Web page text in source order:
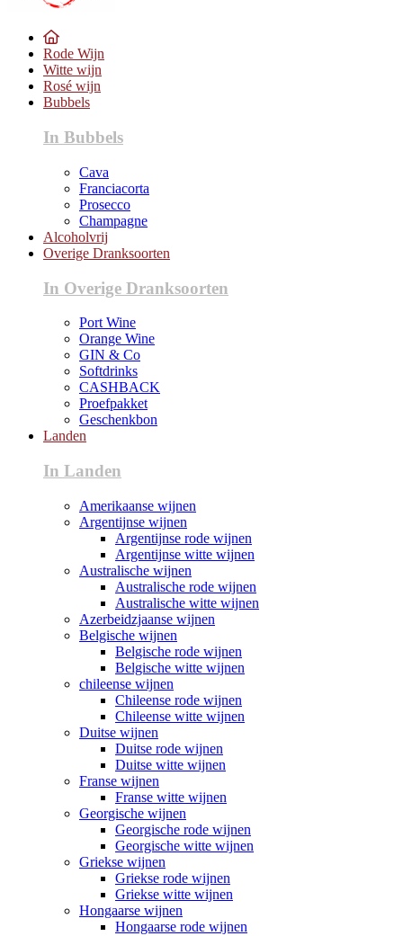
Rode Wijn
Witte wijn
Rosé wijn
Bubbels
In Bubbels
Cava
Franciacorta
Prosecco
Champagne
Alcoholvrij
Overige Dranksoorten
In Overige Dranksoorten
Port Wine
Orange Wine
GIN & Co
Softdrinks
CASHBACK
Proefpakket
Geschenkbon
Landen
In Landen
Amerikaanse wijnen
Argentijnse wijnen
Argentijnse rode wijnen
Argentijnse witte wijnen
Australische wijnen
Australische rode wijnen
Australische witte wijnen
Azerbeidzjaanse wijnen
Belgische wijnen
Belgische rode wijnen
Belgische witte wijnen
chileense wijnen
Chileense rode wijnen
Chileense witte wijnen
Duitse wijnen
Duitse rode wijnen
Duitse witte wijnen
Franse wijnen
Franse witte wijnen
Georgische wijnen
Georgische rode wijnen
Georgische witte wijnen
Griekse wijnen
Griekse rode wijnen
Griekse witte wijnen
Hongaarse wijnen
Hongaarse rode wijnen